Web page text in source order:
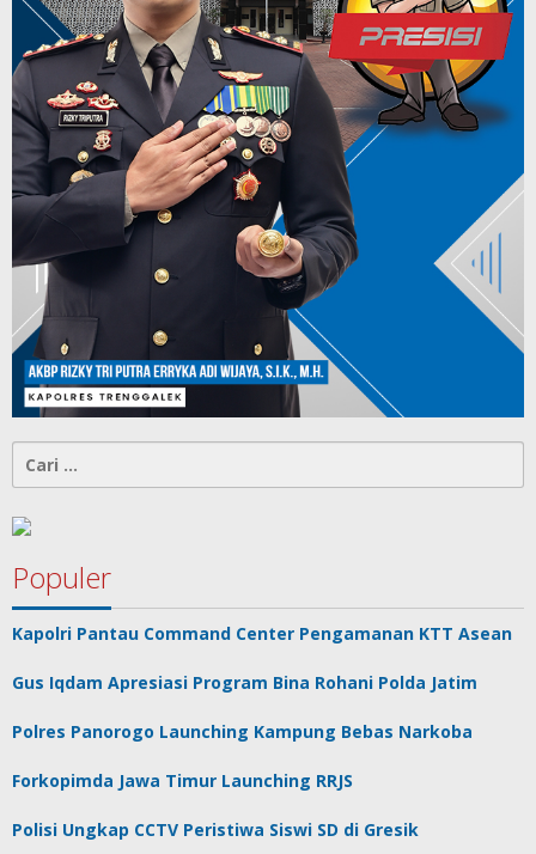
untuk:
Populer
Kapolri Pantau Command Center Pengamanan KTT Asean
Gus Iqdam Apresiasi Program Bina Rohani Polda Jatim
Polres Panorogo Launching Kampung Bebas Narkoba
Forkopimda Jawa Timur Launching RRJS
Polisi Ungkap CCTV Peristiwa Siswi SD di Gresik